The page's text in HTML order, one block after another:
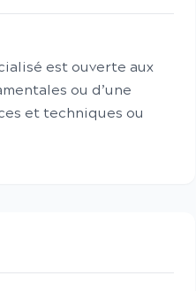
est ouverte aux
ou d’une
et techniques ou